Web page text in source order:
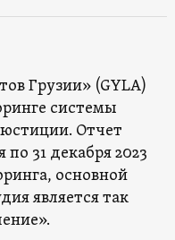
Грузии» (GYLA)
системы
Отчет
по 31 декабря 2023
основной
является так